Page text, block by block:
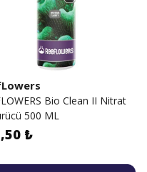
Bio Clean II Nitrat
500 ML
₺